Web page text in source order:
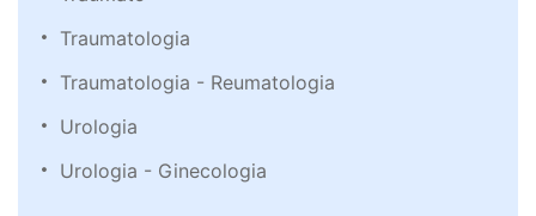
Traumatologia
Traumatologia - Reumatologia
Urologia
Urologia - Ginecologia